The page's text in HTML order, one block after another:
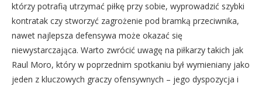
którzy potrafią utrzymać piłkę przy sobie, wyprowadzić szybki
kontratak czy stworzyć zagrożenie pod bramką przeciwnika,
nawet najlepsza defensywa może okazać się
niewystarczająca. Warto zwrócić uwagę na piłkarzy takich jak
Raul Moro, który w poprzednim spotkaniu był wymieniany jako
jeden z kluczowych graczy ofensywnych – jego dyspozycja i